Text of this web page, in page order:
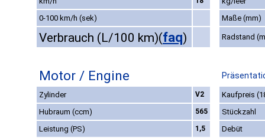
0-100 km/h (sek)
Maße (mm)
Verbrauch (L/100 km)(faq) Radstand
Motor / Engine
Zylinder V2
Kaufpreis
Hubraum (ccm)
565
Stückzahl
Leistung (PS)
1,5 Debüt